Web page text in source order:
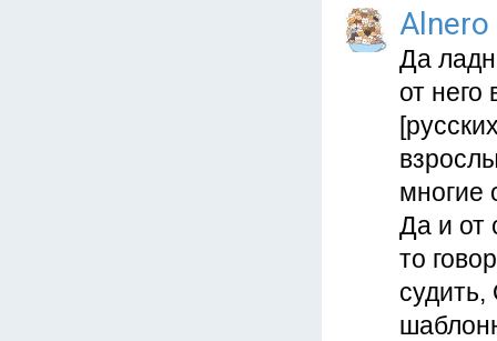
Alnero
Да
от него
многие
Да и от
то